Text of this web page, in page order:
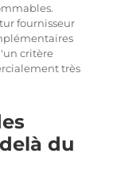
fournisseur
critère
très
du